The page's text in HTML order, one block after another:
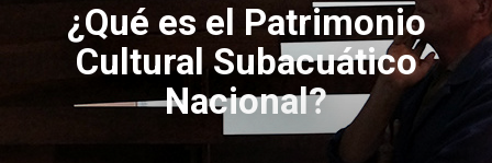
¿Qué es el Patrimonio
Cultural Subacuático
Nacional?